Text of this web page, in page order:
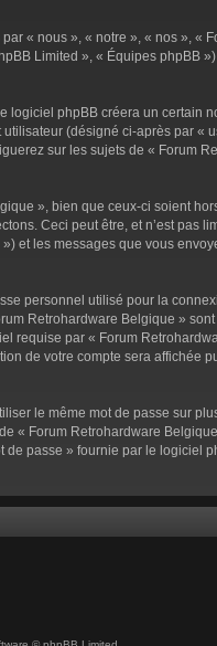
« nous », « notre », « nos », «
Limited », « Équipes phpBB
phpBB créera un certain
(désigné ci-après par
sur les sujets de « Forum
», bien que ceux-ci soient
Ceci peut être, et n’est pas
les messages que vous
personnel utilisé pour la
Retrohardware Belgique »
par « Forum
de votre compte sera affichée
le même mot de passe sur
Forum Retrohardware
passe » fournie par le logiciel